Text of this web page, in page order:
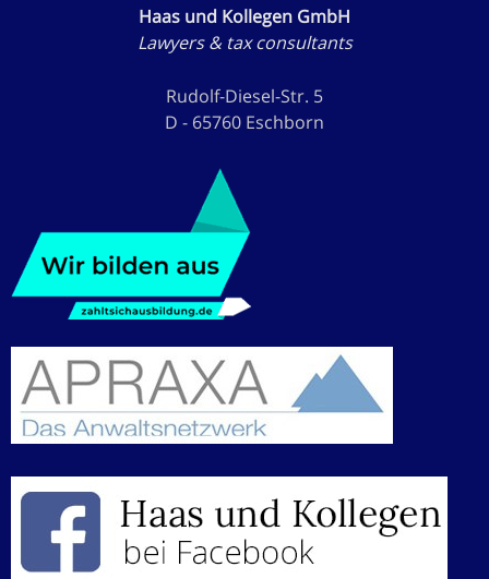
Haas und Kollegen GmbH
Lawyers & tax consultants
Rudolf-Diesel-Str. 5
D - 65760 Eschborn